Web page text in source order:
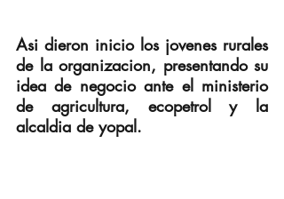
Asi dieron inicio los jovenes rurales
de la organizacion, presentando su
idea de negocio ante el ministerio
de agricultura, ecopetrol y la
alcaldia de yopal.